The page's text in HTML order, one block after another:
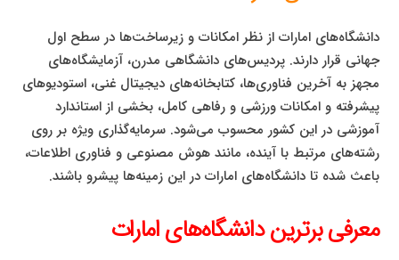
دانشگاه‌های امارات از نظر امکانات و زیرساخت‌ها در سطح اول
جهانی قرار دارند. پردیس‌های دانشگاهی مدرن، آزمایشگاه‌های
مجهز به آخرین فناوری‌ها، کتابخانه‌های دیجیتال غنی، استودیوهای
پیشرفته و امکانات ورزشی و رفاهی کامل، بخشی از استاندارد
آموزشی در این کشور محسوب می‌شود. سرمایه‌گذاری ویژه بر روی
رشته‌های مرتبط با آینده، مانند هوش مصنوعی و فناوری اطلاعات،
باعث شده تا دانشگاه‌های امارات در این زمینه‌ها پیشرو باشند.
معرفی برترین دانشگاه‌های امارات